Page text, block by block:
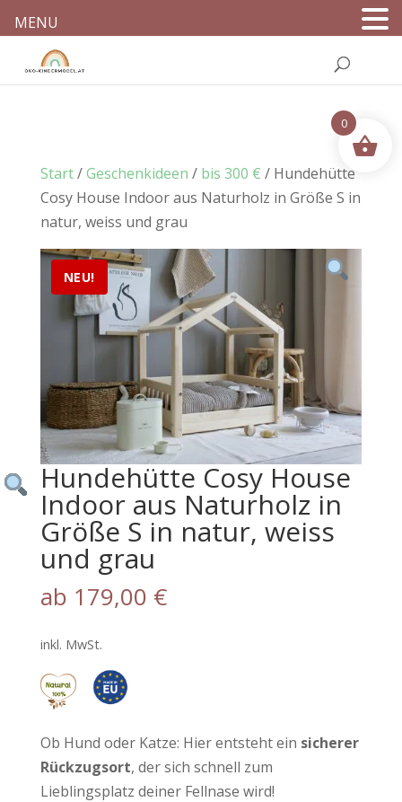
Start/Geschenkideen / bis 300 € / Hundehütte
Cosy House Indoor aus Naturholz in Größe S in
natur, weiss und grau
NEU!
Hundehütte Cosy House
Indoor aus Naturholz in
Größe S in natur, weiss
und grau
ab 179,00 €
inkl. MwSt.
Ob Hund oder Katze: Hier entsteht ein sicherer
Rückzugsort, der sich schnell zum
Lieblingsplatz deiner Fellnase wird!
MENU
0